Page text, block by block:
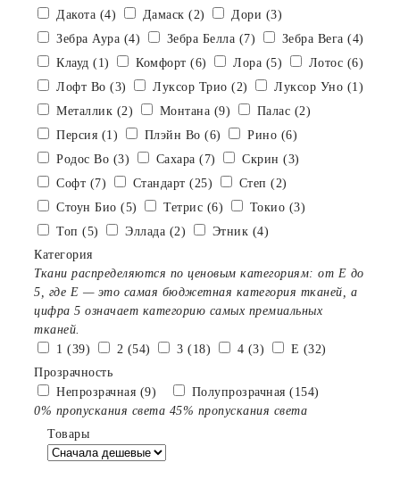
Дакота (4)
Дамаск (2)
Дори (3)
Зебра Аура (4)
Зебра Белла (7)
Зебра Вега (4)
Клауд (1)
Комфорт (6) Лора (5)
Лотос (6)
Лофт Во (3)
Луксор Трио (2)
Луксор Уно (1)
Металлик (2)
Монтана (9)
Палас (2)
Персия (1)
Плэйн Bo (6)
Рино (6)
Родос Bo (3)
Сахара (7)
Скрин (3)
Софт (7)
Стандарт (25)
Степ (2)
Стоун Био (5)
Тетрис (6)
Токио (3)
Топ (5)
Эллада (2)
Этник (4)
Категория
Ткани распределяются по ценовым категориям: от E до
5, где Е — это самая бюджетная категория тканей, а
цифра 5 означает категорию самых премиальных
тканей.
1 (39)
2 (54) 3 (18) 4 (3)
E (32)
Прозрачность
Непрозрачная (9)
0% пропускания света
Полупрозрачная (154)
45% пропускания света
Товары